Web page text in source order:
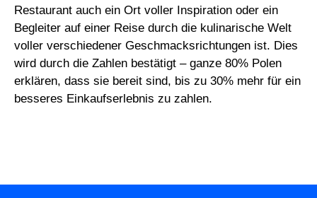
Restaurant auch ein Ort voller Inspiration oder ein
Begleiter auf einer Reise durch die kulinarische Welt
voller verschiedener Geschmacksrichtungen ist. Dies
wird durch die Zahlen bestätigt – ganze 80% Polen
erklären, dass sie bereit sind, bis zu 30% mehr für ein
besseres Einkaufserlebnis zu zahlen.